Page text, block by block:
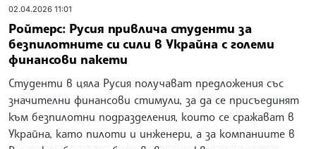
02.04.2026 11:01
Ройтерс: Русия привлича студенти за
безпилотните си сили в Украйна с големи
финансови пакети
Студенти в цяла Русия получават предложения със
значителни финансови стимули, за да се присъединят
към безпилотни подразделения, които се сражават в
Украйна, като пилоти и инженери, а за компаниите в